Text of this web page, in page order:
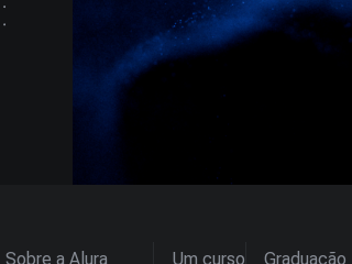
Sobre a Alura Um curso Graduação